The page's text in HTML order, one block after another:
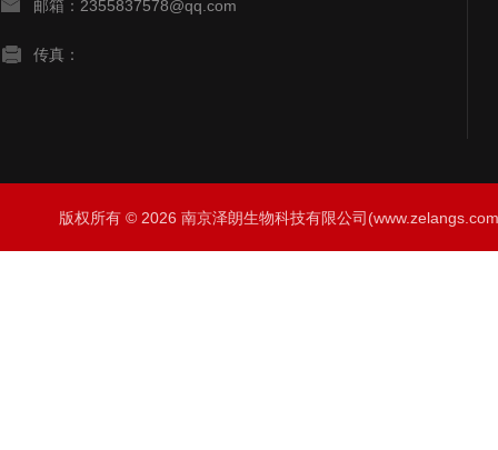
邮箱：2355837578@qq.com
传真：
版权所有 © 2026 南京泽朗生物科技有限公司